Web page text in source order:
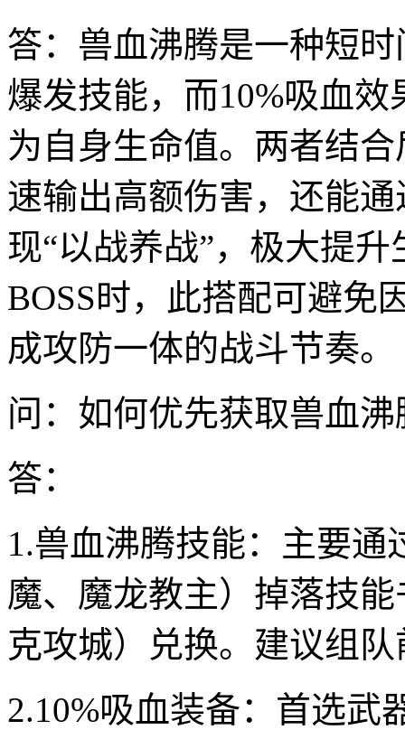
答：兽血沸腾是一种短
爆发技能，而10%吸血
为自身生命值。两者结
速输出高额伤害，还能
现“以战养战”，极大提
BOSS时，此搭配可避免
成攻防一体的战斗节奏。
问：如何优先获取兽血
答：
1.兽血沸腾技能：主要通
魔、魔龙教主）掉落技
克攻城）兑换。建议组
2.10%吸血装备：首选武